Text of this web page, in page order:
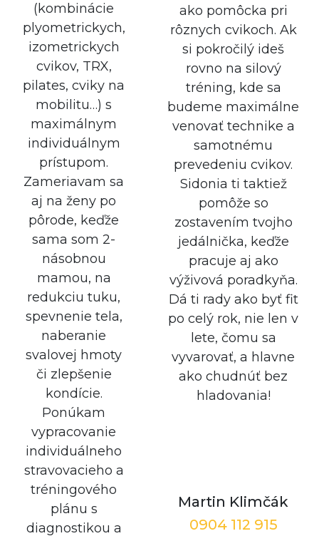
(kombinácie
plyometrickych,
izometrickych
cvikov, TRX,
pilates, cviky na
mobilitu…) s
maximálnym
individuálnym
prístupom.
Zameriavam sa
aj na ženy po
pôrode, keďže
sama som 2-
násobnou
mamou, na
redukciu tuku,
spevnenie tela,
naberanie
svalovej hmoty
či zlepšenie
kondície.
Ponúkam
vypracovanie
individuálneho
stravovacieho a
tréningového
plánu s
diagnostikou a
ako pomôcka pri
rôznych cvikoch. Ak
si pokročilý ideš
rovno na silový
tréning, kde sa
budeme maximálne
venovať technike a
samotnému
prevedeniu cvikov.
Sidonia ti taktiež
pomôže so
zostavením tvojho
jedálnička, keďže
pracuje aj ako
výživová poradkyňa.
Dá ti rady ako byť fit
po celý rok, nie len v
lete, čomu sa
vyvarovať, a hlavne
ako chudnúť bez
hladovania!
Martin Klimčák
0904 112 915